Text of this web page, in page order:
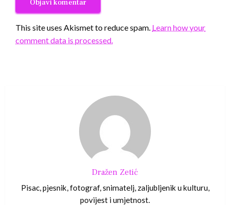
This site uses Akismet to reduce spam. Learn how your
comment data is processed.
Dražen Zetić
Pisac, pjesnik, fotograf, snimatelj, zaljubljenik u kulturu,
povijest i umjetnost.